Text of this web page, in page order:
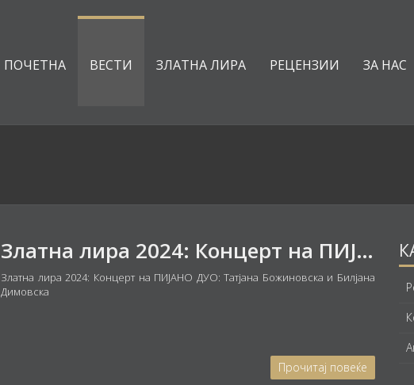
ПОЧЕТНА ВЕСТИ ЗЛАТНА ЛИРА РЕЦЕНЗИИ ЗА НАС
Златна лира 2024: Концерт на ПИЈАНО ДУО: Татјана Божиновска и Билјана Димовска
Златна лира 2024: Концерт на ПИЈАНО ДУО: Татјана Божиновска и Билјана
Димовска
Прочитај повеќе